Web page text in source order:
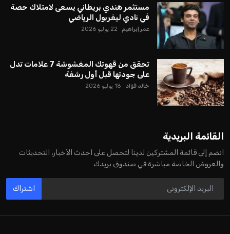
مستثمر هندي بريطاني يسعى لامتلاك حصة
في نادي ليفربول الرياضي
عمر إبراهيم 22 يوليو 2026
تحقق من قهوتك المغشوشة 7 علامات تدل
على جودتها قبل أول رشفة
خالد فؤاد 18 يوليو 2026
القائمة البريدية
انضم إلى قائمة المشتركين لدينا لتحصل على أحدث الأخبار، التحديثات
والعروض الخاصة مباشرة في صندوق بريدك
اشتراك